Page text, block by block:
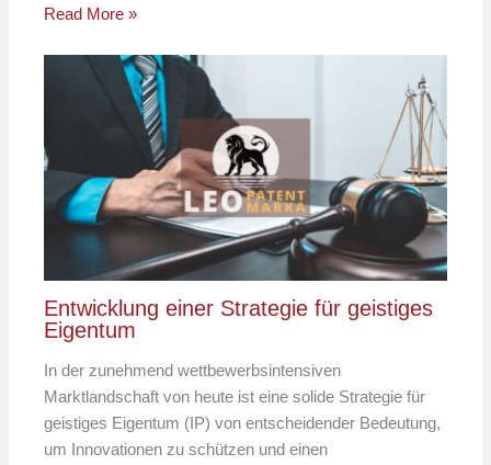
Read More »
Entwicklung einer Strategie für geistiges
Eigentum
In der zunehmend wettbewerbsintensiven
Marktlandschaft von heute ist eine solide Strategie für
geistiges Eigentum (IP) von entscheidender Bedeutung,
um Innovationen zu schützen und einen